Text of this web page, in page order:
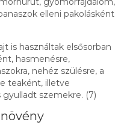
elleni pakolásként
is használtak elsősorban
hasmenésre,
nehéz szülésre, a
teaként, illetve
szemekre. (7)